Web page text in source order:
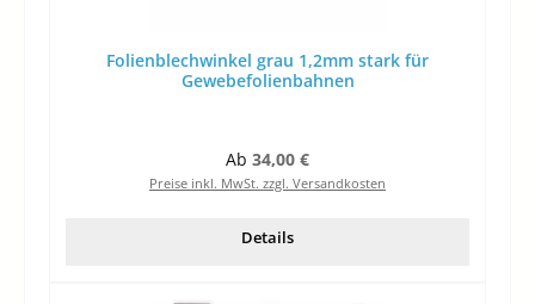
Folienblechwinkel grau 1,2mm stark für
Gewebefolienbahnen
Regulärer Preis:
Ab 34,00 €
Preise inkl. MwSt. zzgl. Versandkosten
Details